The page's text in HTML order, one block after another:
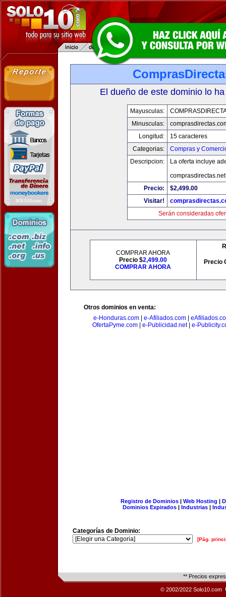
El dueño de este dominio lo
Mayusculas:
Minusculas:
Longitud:
15 caracteres
Categorias:
Compras y
Descripcion:
La oferta incluye
Precio:
$2,499.00
Visitar!
Serán consideradas
COMPRAR AHORA
Precio $2,499.00
COMPRAR AHORA
Precio
Otros dominios en venta:
e-Honduras.com| e-Afiliados.com|
OfertaPyme.com| e-Publicidad.net| e-
Registro de Dominios| Web Hosting |
Dominios Expirados | Industrias |
Categorías de Dominio:
[Pág.
** Precios
© 2002/2022 Solo10.com